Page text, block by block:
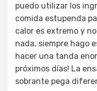
puedo utilizar los
comida estupenda
calor es extremo y
nada, siempre hago
hacer una tanda
próximos días! La
sobrante pega